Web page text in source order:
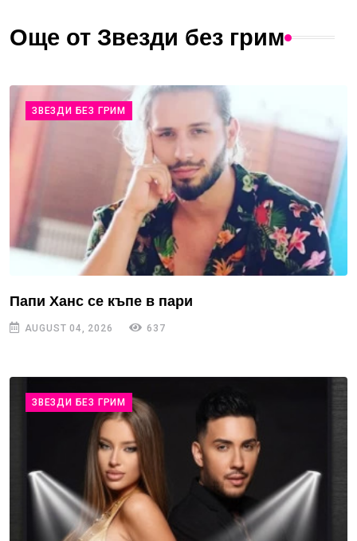
Още от Звезди без грим
ЗВЕЗДИ БЕЗ ГРИМ
Папи Ханс се къпе в пари
AUGUST 04, 2026 637
ЗВЕЗДИ БЕЗ ГРИМ